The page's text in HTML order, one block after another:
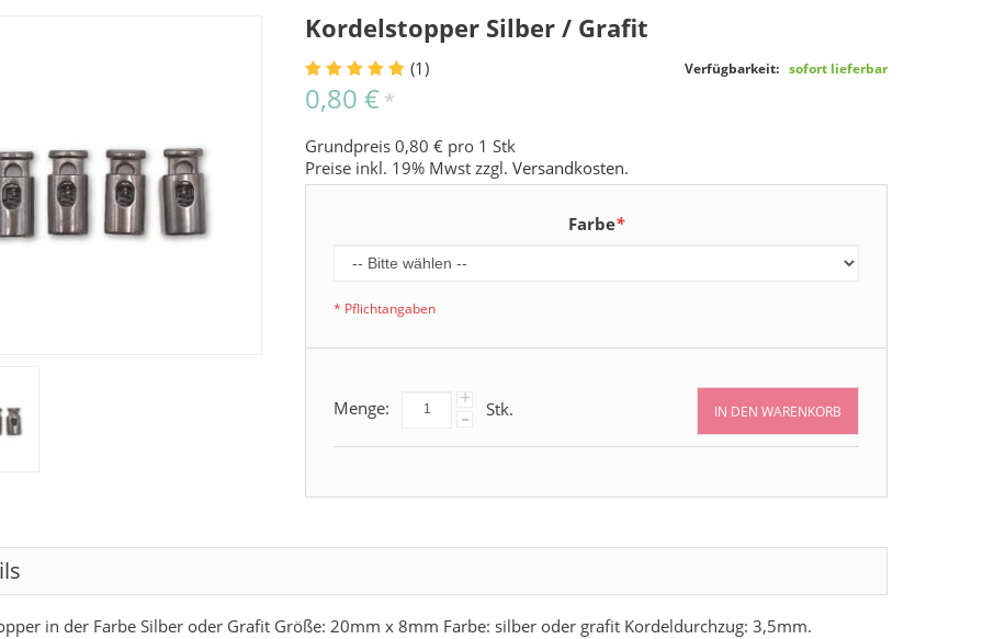
Kordelstopper Silber / Grafit
(1) Verfügbarkeit: sofort lieferbar
0,80 € *
Grundpreis 0,80 € pro 1 Stk
Preise inkl. 19% Mwst zzgl.Versandkosten.
*
Farbe
* Pflichtangaben
Menge: +
- Stk. IN DEN WARENKORB
in der Farbe Silber oder Grafit Größe: 20mm x 8mm Farbe: silber oder grafit Kordeldurchzug: 3,5mm.